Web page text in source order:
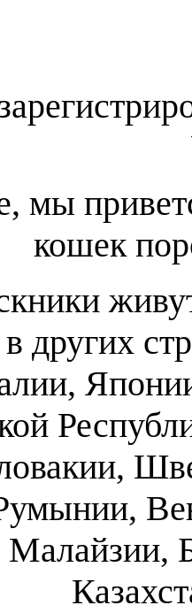
мы
кошек
в других
Малайзии,